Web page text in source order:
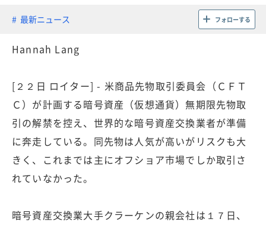
最新ニュース フォローする
Hannah Lang
[２２日 ロイター] - 米商品先物取引委員会（ＣＦＴ
Ｃ）が計画する暗号資産（仮想通貨）無期限先物取
引の解禁を控え、世界的な暗号資産交換業者が準備
に奔走している。同先物は人気が高いがリスクも大
きく、これまでは主にオフショア市場でしか取引さ
れていなかった。
暗号資産交換業大手クラーケンの親会社は１７日、